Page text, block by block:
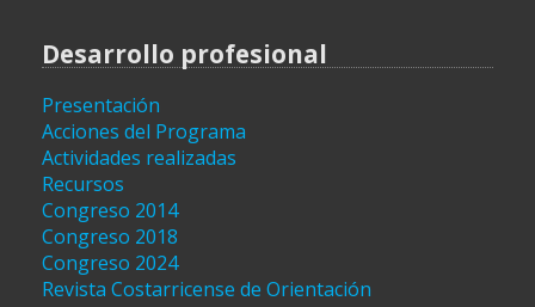
Desarrollo profesional
Presentación
Acciones del Programa
Actividades realizadas
Recursos
Congreso 2014
Congreso 2018
Congreso 2024
Revista Costarricense de Orientación